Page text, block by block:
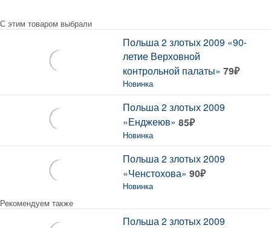
С этим товаром выбрали
Польша 2 злотых 2009 «90-
летие Верховной
контрольной палаты» 79₽
Новинка
Польша 2 злотых 2009
«Енджеюв» 85₽
Новинка
Польша 2 злотых 2009
«Ченстохова» 90₽
Новинка
Рекомендуем также
Польша 2 злотых 2009